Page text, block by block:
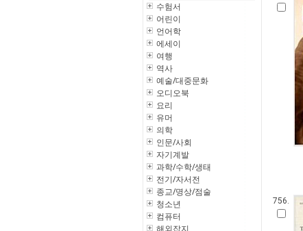
수험서
어린이
언어학
에세이
여행
역사
예술/대중문화
오디오북
요리
유머
의학
인문/사회
자기계발
과학/수학/생태
전기/자서전
종교/명상/점술
청소년
컴퓨터
해외잡지
756.